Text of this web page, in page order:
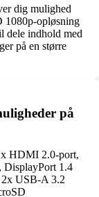
dig mulighed
1080p-opløsning
dele indhold med
på en større
på
HDMI 2.0-port,
DisplayPort 1.4
2x USB-A 3.2